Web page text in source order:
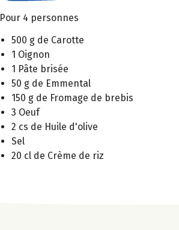
Pour 4 personnes
500 g de Carotte
1 Oignon
1 Pâte brisée
50 g de Emmental
150 g de Fromage de brebis
3 Oeuf
2 cs de Huile d'olive
Sel
20 cl de Crème de riz